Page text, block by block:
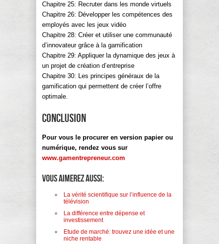
Chapitre 25: Recruter dans les monde virtuels
Chapitre 26: Développer les compétences des
employés avec les jeux vidéo
Chapitre 28: Créer et utiliser une communauté
d’innovateur grâce à la gamification
Chapitre 29: Appliquer la dynamique des jeux à
un projet de création d’entreprise
Chapitre 30: Les principes généraux de la
gamification qui permettent de créer l’offre
optimale.
CONCLUSION
Pour vous le procurer en version papier ou
numérique, rendez vous sur
www.gamentrepreneur.com
Vous aimerez aussi:
La vérité scientifique sur l’influence de la
télévision
La différence entre dépense et
investissement
Etude de marché: trouvez une idée et une
niche rentable